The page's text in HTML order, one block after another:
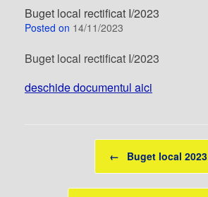
Buget local rectificat I/2023
Posted on 14/11/2023
Buget local rectificat I/2023
deschide documentul aici
← Buget local 2023